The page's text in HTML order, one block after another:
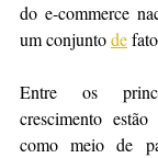
do e-commerce
um conjunto de
Entre os
crescimento
como meio de